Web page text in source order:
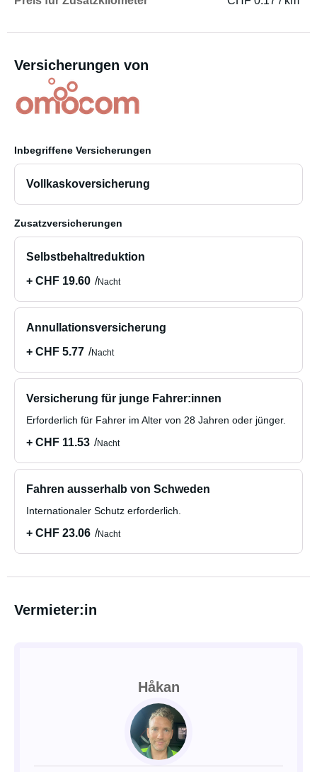
Versicherungen von
Inbegriffene Versicherungen
Vollkaskoversicherung
Zusatzversicherungen
Selbstbehaltreduktion
+ CHF 19.60
Nacht
Annullationsversicherung
+ CHF 5.77
Nacht
Versicherung für junge Fahrer:innen
Erforderlich für Fahrer im Alter von 28 Jahren oder jünger.
+ CHF 11.53 Nacht
Fahren ausserhalb von Schweden
Internationaler Schutz erforderlich.
+ CHF 23.06 Nacht
Vermieter:in
Håkan